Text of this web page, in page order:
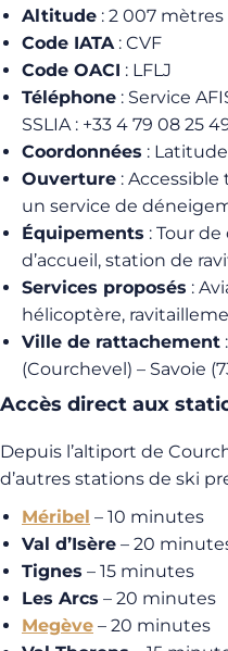
Altitude : 2 007 mètres
Code IATA: CVF
Code OACI : LFLJ
Téléphone : Service
SSLIA : +33 4 79 08 25
Coordonnées :
Ouverture : Accessible
un service de
Équipements : Tour
d’accueil, station de
Services proposés :
hélicoptère,
Ville de rattachement
(Courchevel) – Savoie
Accès direct aux
Depuis l’altiport de
d’autres stations de ski
Méribel – 10 minutes
Val d’Isère – 20
Tignes – 15 minutes
Les Arcs – 20 minutes
Megève – 20 minutes